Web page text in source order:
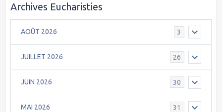
Archives Eucharisties
AOÛT 2026 3
JUILLET 2026 26
JUIN 2026 30
MAI 2026 31